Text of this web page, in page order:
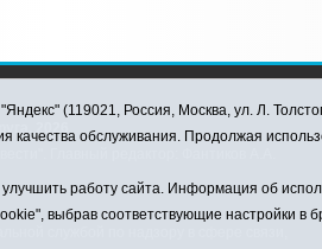
2026
(119021, Россия, Москва, ул. Л.
обслуживания. Продолжая
работу сайта. Информация об
выбрав соответствующие настройки в